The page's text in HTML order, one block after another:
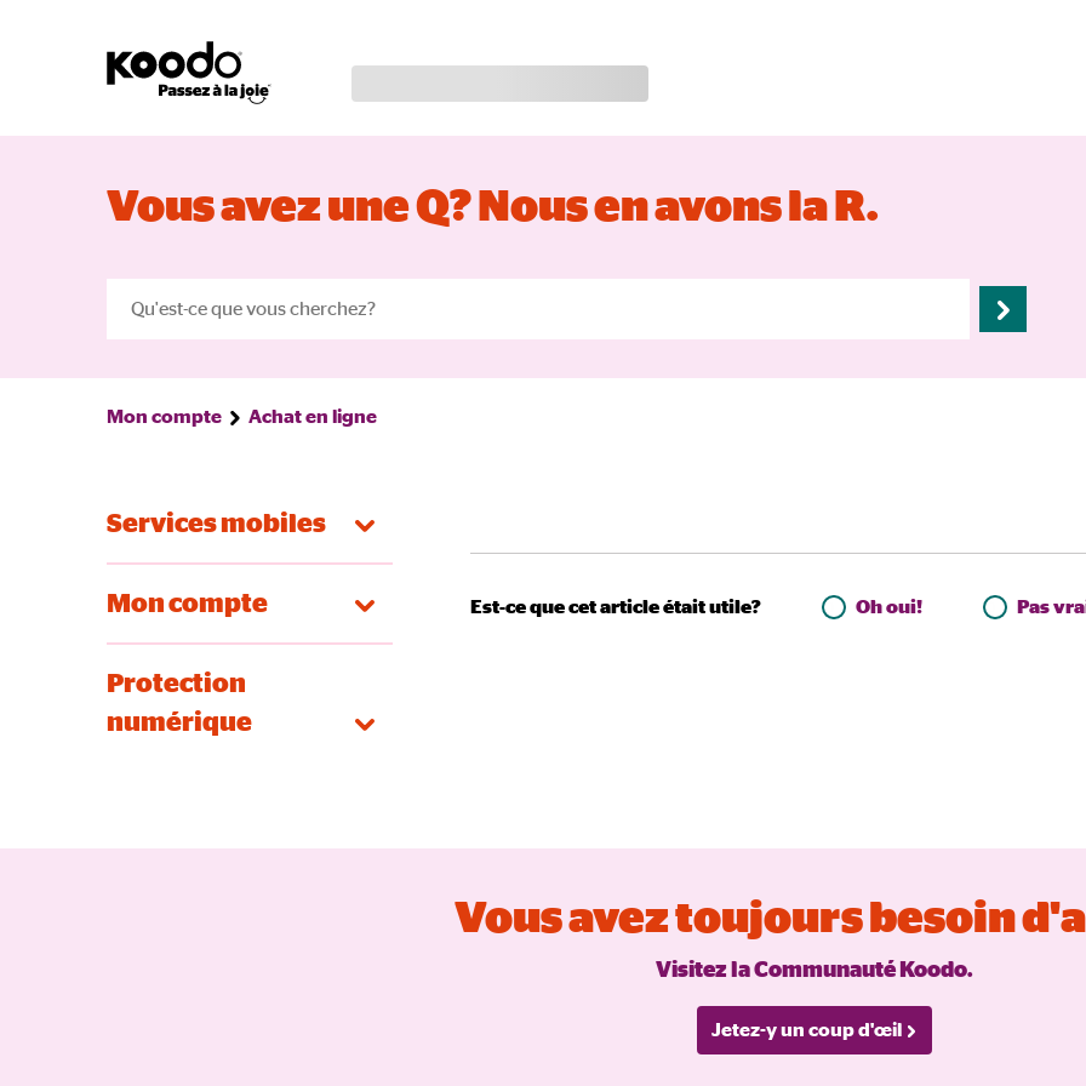
Vous avez une Q? Nous en avons la R.
Mon compte Achat en ligne
Services mobiles
Mon compte
Protection
numérique
Est-ce que cet article était utile? Oh oui! Pas
Vous avez toujours besoin
Visitez la Communauté Koodo.
Jetez-y un coup d'œil